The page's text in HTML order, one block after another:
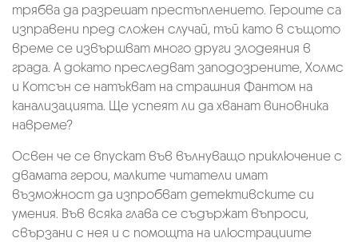
трябва да разрешат престъплението. Героите са
изправени пред сложен случай, тъй като в същото
време се извършват много други злодеяния в
града. А докато преследват заподозрените, Холмс
и Котсън се натъкват на страшния Фантом на
канализацията. Ще успеят ли да хванат виновника
навреме?
Освен че се впускат във вълнуващо приключение с
двамата герои, малките читатели имат
възможност да изпробват детективските си
умения. Във всяка глава се съдържат въпроси,
свързани с нея и с помощта на илюстрациите